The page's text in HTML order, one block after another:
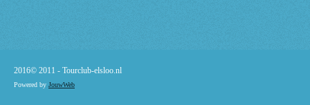
2016© 2011 - Tourclub-elsloo.nl
Powered by JouwWeb